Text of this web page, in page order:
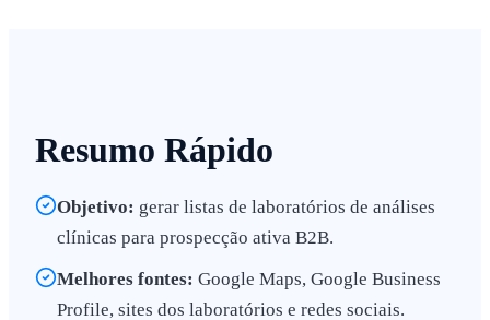
Resumo Rápido
Objetivo: gerar listas de laboratórios de análises
clínicas para prospecção ativa B2B.
Melhores fontes: Google Maps, Google Business
Profile, sites dos laboratórios e redes sociais.